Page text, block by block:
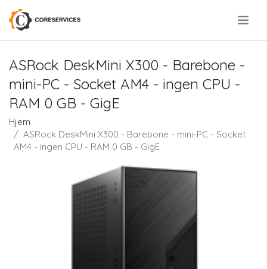
ASRock DeskMini X300 - Barebone -
mini-PC - Socket AM4 - ingen CPU -
RAM 0 GB - GigE
Hjem
ASRock DeskMini X300 - Barebone - mini-PC - Socket
AM4 - ingen CPU - RAM 0 GB - GigE